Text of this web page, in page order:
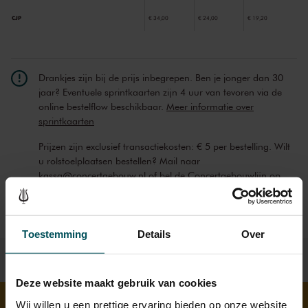
Toestemming Details Over
Deze website maakt gebruik van cookies
Wij willen u een prettige ervaring bieden op onze website
CJP € 34,00 € 24,00 € 19,20
Drankjes zijn bij de prijs inbegrepen. Ben je jonger dan 30
jaar? Eventuele sprintkaarten zijn 4 uur van tevoren via de
online bestelflow beschikbaar. Meer informatie over
sprintkaarten
Prijzen zijn exclusief transactiekosten: € 5 per bestelling. Wilt
u rolstoelplaatsen bestellen? Mail naar
kassa@concertgebouw.nl of bel de Concertgebouwlijn op